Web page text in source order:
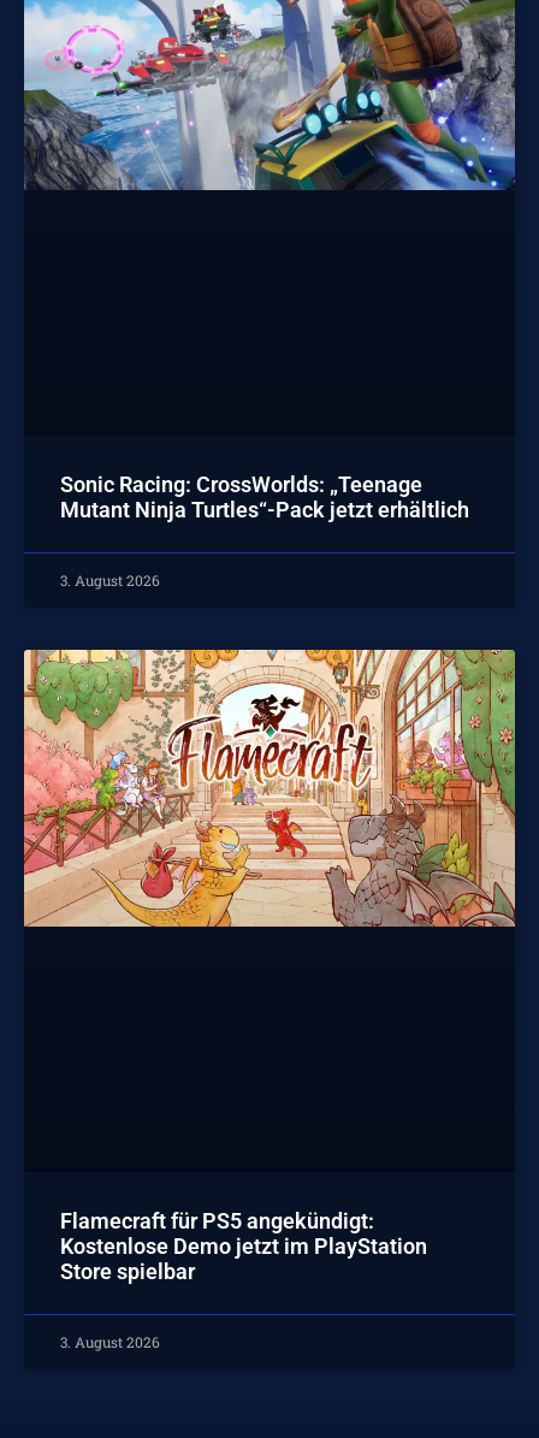
Sonic Racing: CrossWorlds: „Teenage
Mutant Ninja Turtles“-Pack jetzt erhältlich
3. August 2026
Flamecraft für PS5 angekündigt:
Kostenlose Demo jetzt im PlayStation
Store spielbar
3. August 2026